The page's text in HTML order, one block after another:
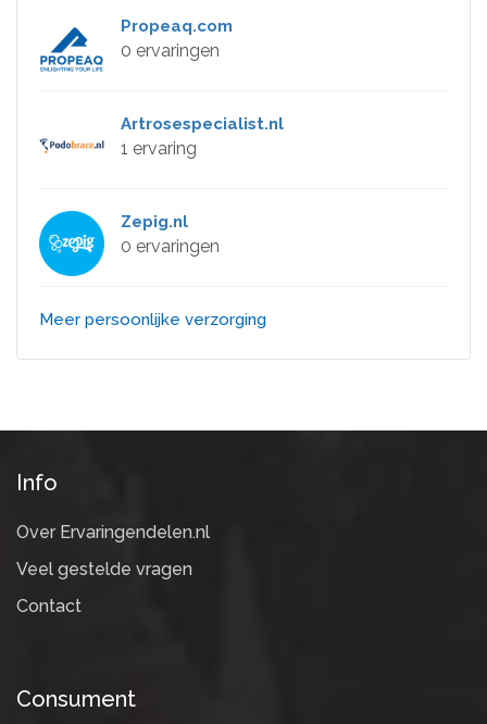
Propeaq.com
0 ervaringen
Artrosespecialist.nl
1 ervaring
Zepig.nl
0 ervaringen
Meer persoonlijke verzorging
Info
Over Ervaringendelen.nl
Veel gestelde vragen
Contact
Consument